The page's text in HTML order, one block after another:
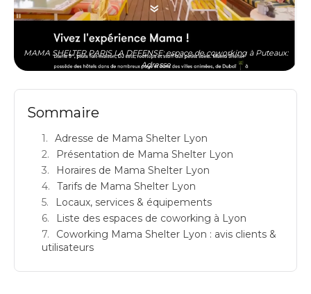
MAMA SHELTER PARIS LA DEFENSE: espace de coworking à Puteaux:
Adresse
Sommaire
Adresse de Mama Shelter Lyon
Présentation de Mama Shelter Lyon
Horaires de Mama Shelter Lyon
Tarifs de Mama Shelter Lyon
Locaux, services & équipements
Liste des espaces de coworking à Lyon
Coworking Mama Shelter Lyon : avis clients &
utilisateurs